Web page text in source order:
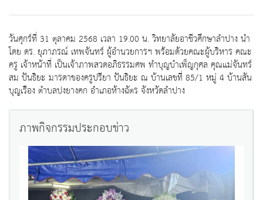
วันศุกร์ที่ 31 ตุลาคม 2568 เวลา 19.00 น. วิทยาลัยอาชีวศึกษาลำปาง นำ
โดย ดร. ยุภาภรณ์ เทพจันทร์ ผู้อำนวยการฯ พร้อมด้วยคณะผู้บริหาร คณะ
ครู เจ้าหน้าที่ เป็นเจ้าภาพสวดอภิธรรมศพ ทำบุญบำเพ็ญกุศล คุณแม่จันทร์
สม ปันธิยะ มารดาของครูปรียา ปันธิยะ ณ บ้านเลขที่ 85/1 หมู่ 4 บ้านสัน
บุญเรือง ตำบลปงยางคก อำเภอห้างฉัตร จังหวัดลำปาง
ภาพกิจกรรมประกอบข่าว